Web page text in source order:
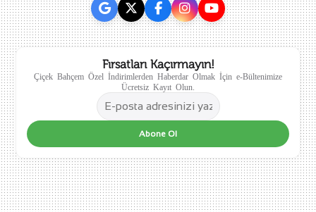
Fırsatları Kaçırmayın!
Çiçek Bahçem Özel İndirimlerden Haberdar Olmak İçin e-Bültenimize
Ücretsiz Kayıt Olun.
Abone Ol